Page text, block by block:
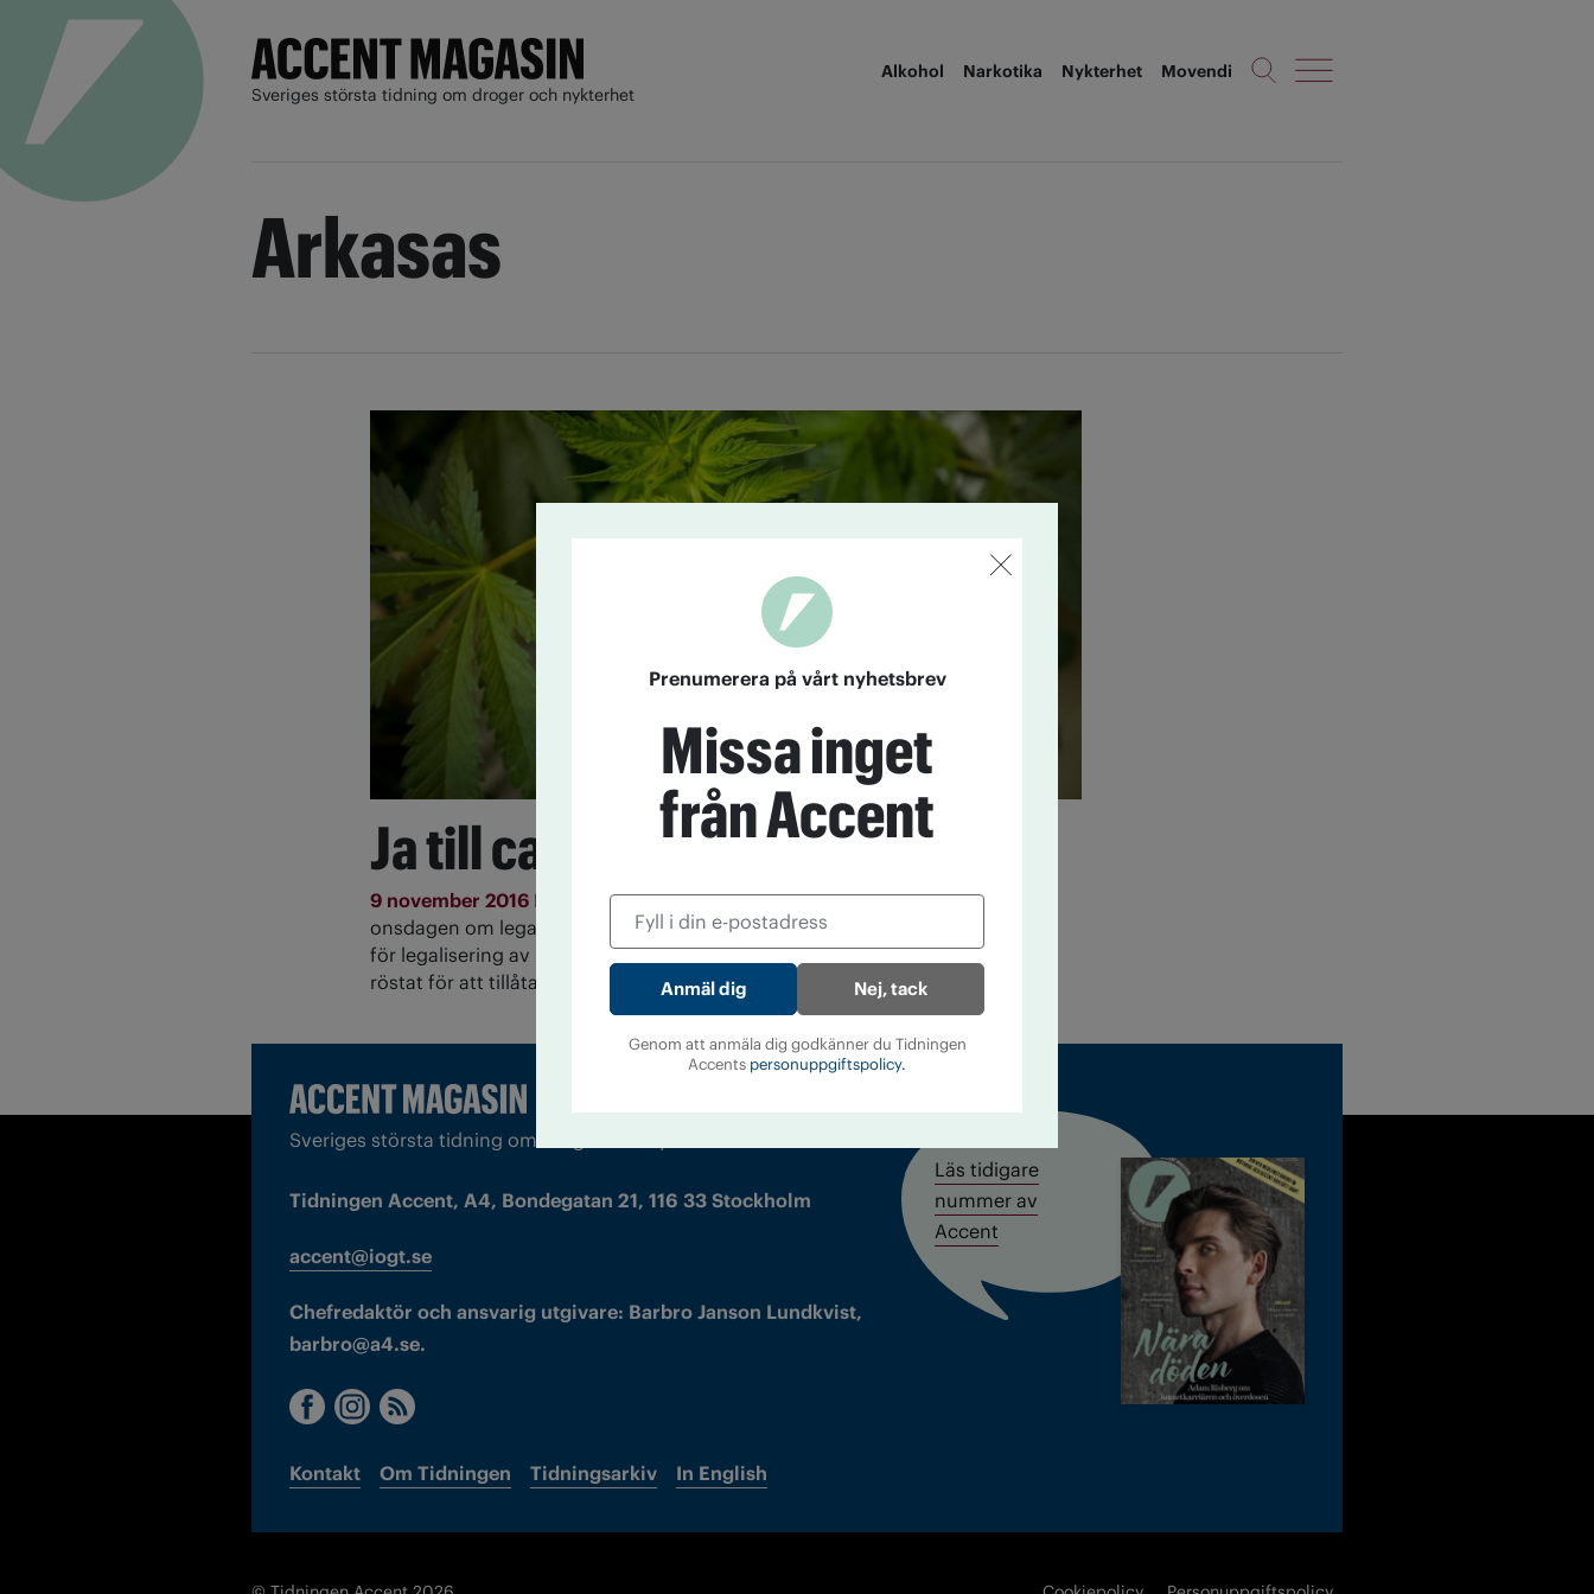
Sveriges största tidning om droger och nykterhet
Alkohol Narkotika Nykterhet Movendi
Arkasas
Ja till cannabis i sex delstater
9 november 2016 Nio amerikanska delstater röstade under natten till
onsdagen om legalisering av cannabis. I nuläget har tre delstater röstat
för legalisering av rekreationellt bruk av cannabis och tre delstater har
röstat för att tillåta medicinskt bruk.
Sveriges största tidning om droger och nykterhet
Tidningen Accent, A4, Bondegatan 21, 116 33 Stockholm
accent@iogt.se
Chefredaktör och ansvarig utgivare: Barbro Janson Lundkvist,
barbro@a4.se.
Kontakt Om Tidningen Tidningsarkiv In English
Läs tidigare
nummer av
Accent
Prenumerera på vårt nyhetsbrev
Missa inget
från Accent
Nej, tack
Genom att anmäla dig godkänner du Tidningen
Accents personuppgiftspolicy.